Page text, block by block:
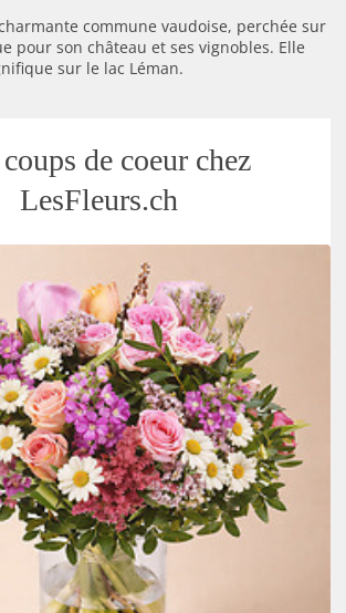
commune vaudoise, perchée sur
pour son château et ses vignobles. Elle
sur le lac Léman.
de coeur chez
LesFleurs.ch